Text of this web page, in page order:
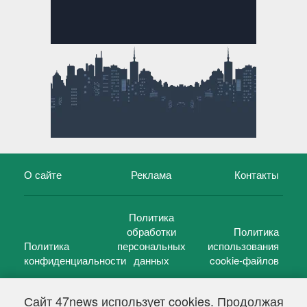
Сайт 47news использует cookies. Продолжая
О сайте Реклама Контакты
Политика
конфиденциальности
Политика
обработки
персональных
данных
Политика
использования
cookie-файлов